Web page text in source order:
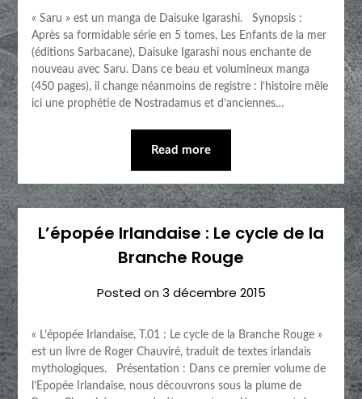
« Saru » est un manga de Daisuke Igarashi. Synopsis :
Après sa formidable série en 5 tomes, Les Enfants de la mer
(éditions Sarbacane), Daisuke Igarashi nous enchante de
nouveau avec Saru. Dans ce beau et volumineux manga
(450 pages), il change néanmoins de registre : l’histoire mêle
ici une prophétie de Nostradamus et d’anciennes…
Read more
L’épopée Irlandaise : Le cycle de la
Branche Rouge
Posted on3 décembre 2015
« L’épopée Irlandaise, T.01 : Le cycle de la Branche Rouge »
est un livre de Roger Chauviré, traduit de textes irlandais
mythologiques. Présentation : Dans ce premier volume de
l’Epopée Irlandaise, nous découvrons sous la plume de